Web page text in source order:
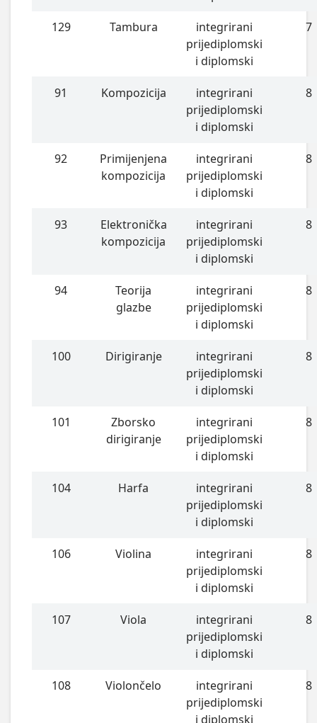
129 Tambura
integrirani
prijediplomski
i diplomski
7
91 Kompozicija
integrirani
prijediplomski
i diplomski
8
92
Primijenjena
kompozicija
integrirani
prijediplomski
i diplomski
8
93
Elektronička
kompozicija
integrirani
prijediplomski
i diplomski
8
94
Teorija
glazbe
integrirani
prijediplomski
i diplomski
8
100 Dirigiranje
integrirani
prijediplomski
i diplomski
8
101
Zborsko
dirigiranje
integrirani
prijediplomski
i diplomski
8
104 Harfa
integrirani
prijediplomski
i diplomski
8
106 Violina
integrirani
prijediplomski
i diplomski
8
107 Viola
integrirani
prijediplomski
i diplomski
8
108 Violončelo
integrirani
prijediplomski
i diplomski
8